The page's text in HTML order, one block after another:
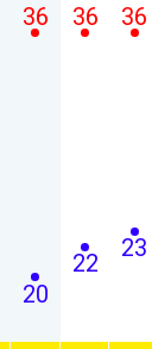
20
36
22
36
23
36